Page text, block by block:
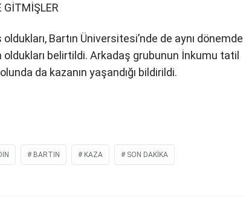
GİTMİŞLER
Bartın Üniversitesi’nde de aynı dönemde
belirtildi. Arkadaş grubunun İnkumu tatil
da kazanın yaşandığı bildirildi.
BARTIN KAZA SON DAKIKA